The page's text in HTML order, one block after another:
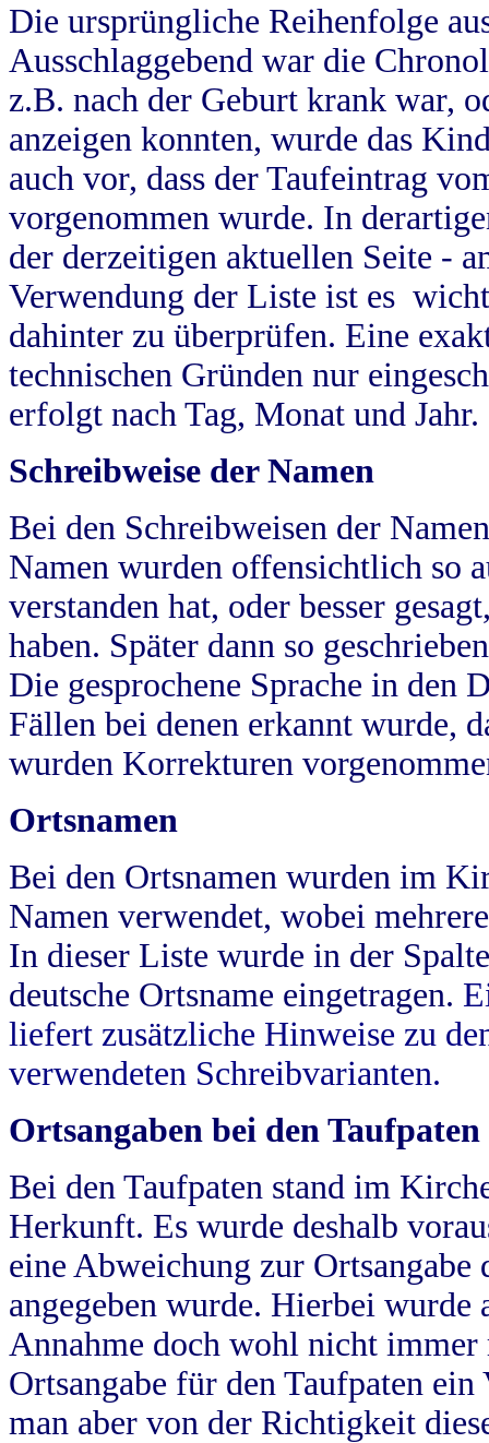
Die ursprüngliche Reihenfolge
Ausschlaggebend war die
z.B. nach der Geburt krank war,
anzeigen konnten, wurde das
auch vor, dass der Taufeintrag
vorgenommen wurde. In
der derzeitigen aktuellen Seite -
Verwendung der Liste ist es
dahinter zu überprüfen. Eine
technischen Gründen nur
erfolgt nach Tag, Monat und Jahr.
Schreibweise der Namen
Bei den Schreibweisen der
Namen wurden offensichtlich so
verstanden hat, oder besser
haben. Später dann so
Die gesprochene Sprache in
Fällen bei denen erkannt wurde,
wurden Korrekturen
Ortsnamen
Bei den Ortsnamen wurden im
Namen verwendet, wobei
In dieser Liste wurde in der
deutsche Ortsname eingetragen.
liefert zusätzliche Hinweise zu
verwendeten Schreibvarianten.
Ortsangaben bei den Taufpaten
Bei den Taufpaten stand im
Herkunft. Es wurde deshalb
eine Abweichung zur
angegeben wurde. Hierbei wurde
Annahme doch wohl nicht
Ortsangabe für den Taufpaten
man aber von der Richtigkeit